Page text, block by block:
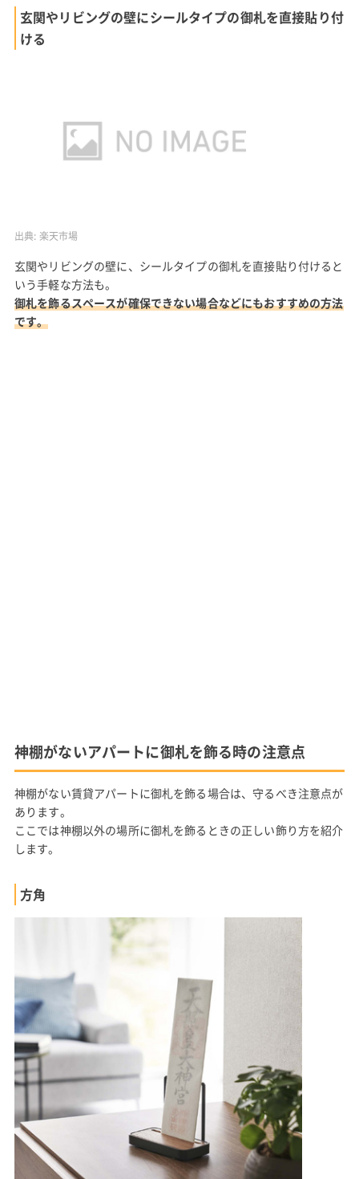
玄関やリビングの壁にシールタイプの御札を直接貼り付
ける
出典: 楽天市場
玄関やリビングの壁に、シールタイプの御札を直接貼り付けると
いう手軽な方法も。
御札を飾るスペースが確保できない場合などにもおすすめの方法
です。
神棚がないアパートに御札を飾る時の注意点
神棚がない賃貸アパートに御札を飾る場合は、守るべき注意点が
あります。
ここでは神棚以外の場所に御札を飾るときの正しい飾り方を紹介
します。
方角